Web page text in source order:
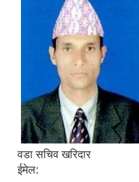
वडा सचिव खरिदार
ईमेल: